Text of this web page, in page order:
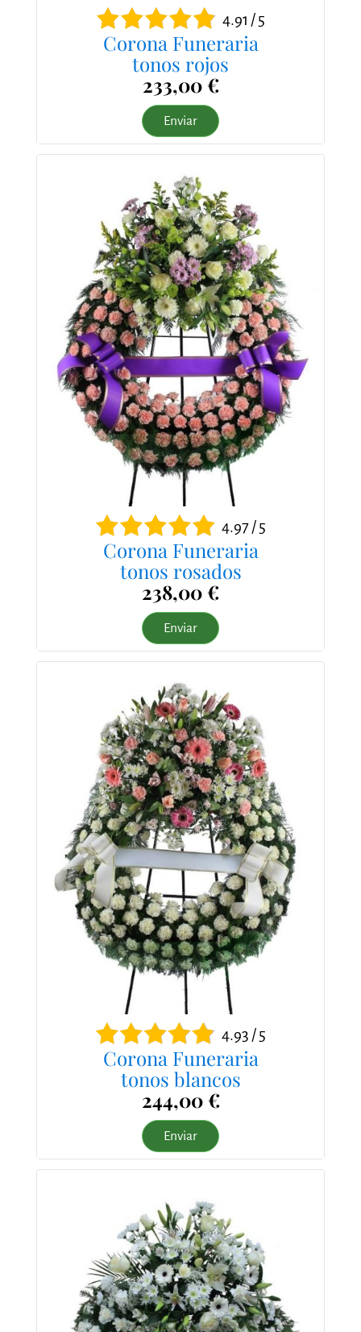
4.91 / 5
Corona Funeraria
tonos rojos
233,00 €
Enviar
4.97 / 5
Corona Funeraria
tonos rosados
238,00 €
Enviar
4.93 / 5
Corona Funeraria
tonos blancos
244,00 €
Enviar